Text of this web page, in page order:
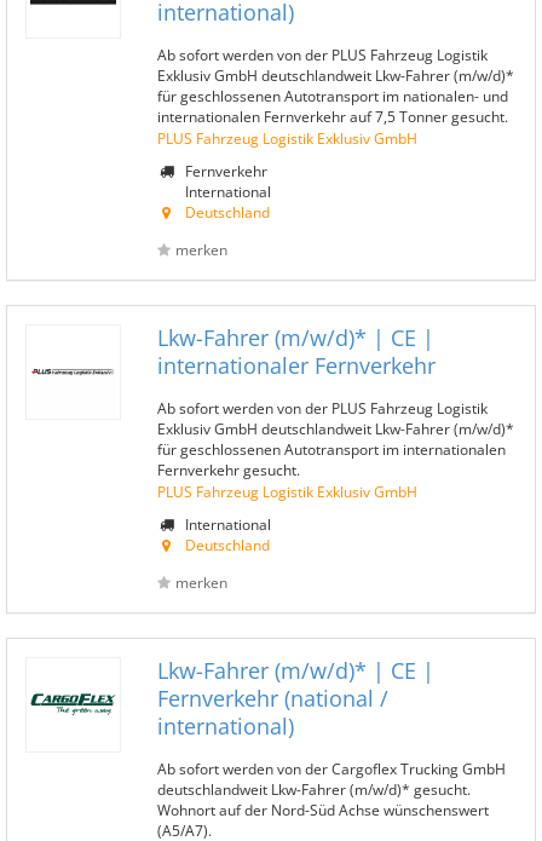
international)
Ab sofort werden von der PLUS Fahrzeug Logistik
Exklusiv GmbH deutschlandweit Lkw-Fahrer (m/w/d)*
für geschlossenen Autotransport im nationalen- und
internationalen Fernverkehr auf 7,5 Tonner gesucht.
PLUS Fahrzeug Logistik Exklusiv GmbH
Fernverkehr
International
Deutschland
merken
Lkw-Fahrer (m/w/d)* | CE |
internationaler Fernverkehr
Ab sofort werden von der PLUS Fahrzeug Logistik
Exklusiv GmbH deutschlandweit Lkw-Fahrer (m/w/d)*
für geschlossenen Autotransport im internationalen
Fernverkehr gesucht.
PLUS Fahrzeug Logistik Exklusiv GmbH
International
Deutschland
merken
Lkw-Fahrer (m/w/d)* | CE |
Fernverkehr (national /
international)
Ab sofort werden von der Cargoflex Trucking GmbH
deutschlandweit Lkw-Fahrer (m/w/d)* gesucht.
Wohnort auf der Nord-Süd Achse wünschenswert
(A5/A7).